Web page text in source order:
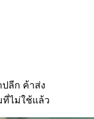
ลีก ค้าส่ง
ไม่ใช้แล้ว